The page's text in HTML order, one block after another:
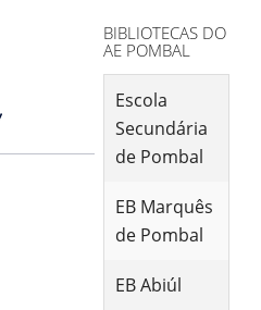
BIBLIOTECAS DO
AE POMBAL
Escola
Secundária
de Pombal
EB Marquês
de Pombal
EB Abiúl